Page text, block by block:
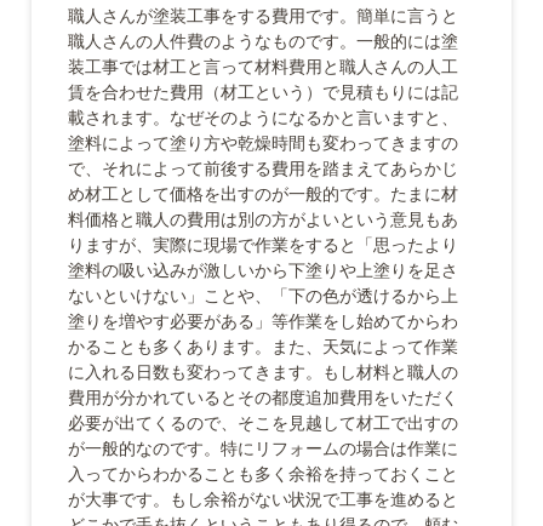
職人さんが塗装工事をする費用です。簡単に言うと
職人さんの人件費のようなものです。一般的には塗
装工事では材工と言って材料費用と職人さんの人工
賃を合わせた費用（材工という）で見積もりには記
載されます。なぜそのようになるかと言いますと、
塗料によって塗り方や乾燥時間も変わってきますの
で、それによって前後する費用を踏まえてあらかじ
め材工として価格を出すのが一般的です。たまに材
料価格と職人の費用は別の方がよいという意見もあ
りますが、実際に現場で作業をすると「思ったより
塗料の吸い込みが激しいから下塗りや上塗りを足さ
ないといけない」ことや、「下の色が透けるから上
塗りを増やす必要がある」等作業をし始めてからわ
かることも多くあります。また、天気によって作業
に入れる日数も変わってきます。もし材料と職人の
費用が分かれているとその都度追加費用をいただく
必要が出てくるので、そこを見越して材工で出すの
が一般的なのです。特にリフォームの場合は作業に
入ってからわかることも多く余裕を持っておくこと
が大事です。もし余裕がない状況で工事を進めると